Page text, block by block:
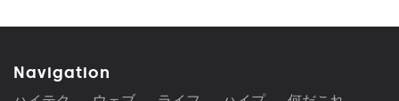
Navigation